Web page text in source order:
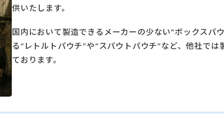
供いたします。
国内において製造できるメーカーの少ない“ボックスパ
る“レトルトパウチ”や“スパウトパウチ”など、他社で
ております。